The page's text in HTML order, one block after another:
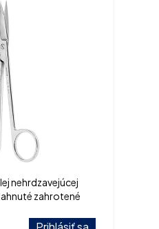
nehrdzavejúcej
zahrotené